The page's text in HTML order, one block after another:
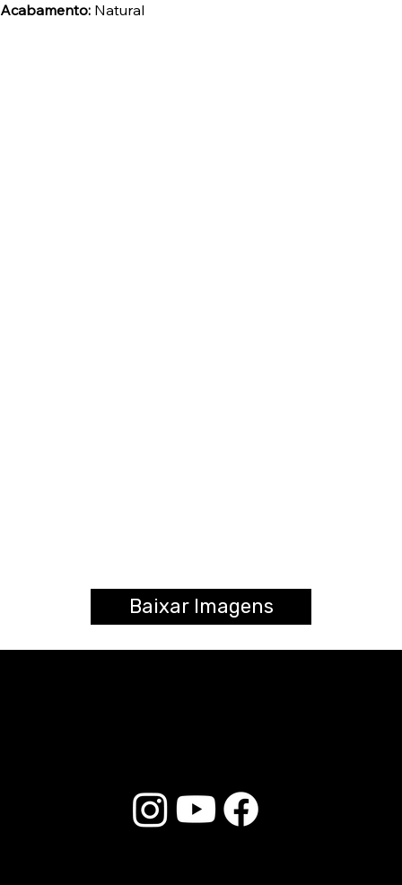
Acabamento: Natural
Baixar Imagens